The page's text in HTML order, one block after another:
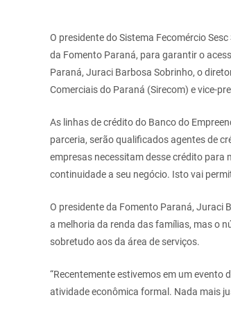
O presidente do Sistema Fecomércio
da Fomento Paraná, para garantir o
Paraná, Juraci Barbosa Sobrinho, o
Comerciais do Paraná (Sirecom) e vice-
As linhas de crédito do Banco do
parceria, serão qualificados agentes de
empresas necessitam desse crédito para
continuidade a seu negócio. Isto vai
O presidente da Fomento Paraná, Juraci
a melhoria da renda das famílias, mas o
sobretudo aos da área de serviços.
“Recentemente estivemos em um evento
atividade econômica formal. Nada mais